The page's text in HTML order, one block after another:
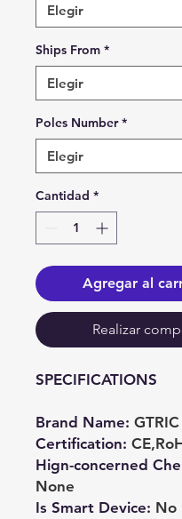
Ships From *
Poles Number *
Cantidad *
Agregar al
Realizar
SPECIFICATIONS
Brand Name: GTRIC
Certification:
Hign-concerned
None
Is Smart Device: No